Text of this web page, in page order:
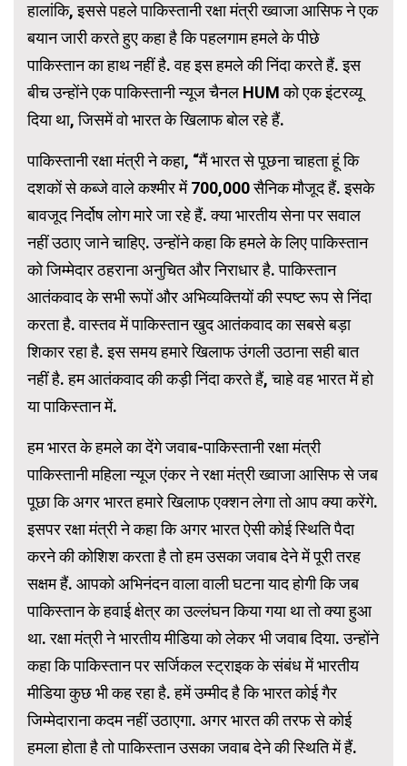
हालांकि, इससे पहले पाकिस्तानी रक्षा मंत्री ख्वाजा आसिफ ने एक
बयान जारी करते हुए कहा है कि पहलगाम हमले के पीछे
पाकिस्तान का हाथ नहीं है. वह इस हमले की निंदा करते हैं. इस
बीच उन्होंने एक पाकिस्तानी न्यूज चैनल HUM को एक इंटरव्यू
दिया था, जिसमें वो भारत के खिलाफ बोल रहे हैं.
पाकिस्तानी रक्षा मंत्री ने कहा, “मैं भारत से पूछना चाहता हूं कि
दशकों से कब्जे वाले कश्मीर में 700,000 सैनिक मौजूद हैं. इसके
बावजूद निर्दोष लोग मारे जा रहे हैं. क्या भारतीय सेना पर सवाल
नहीं उठाए जाने चाहिए. उन्होंने कहा कि हमले के लिए पाकिस्तान
को जिम्मेदार ठहराना अनुचित और निराधार है. पाकिस्तान
आतंकवाद के सभी रूपों और अभिव्यक्तियों की स्पष्ट रूप से निंदा
करता है. वास्तव में पाकिस्तान खुद आतंकवाद का सबसे बड़ा
शिकार रहा है. इस समय हमारे खिलाफ उंगली उठाना सही बात
नहीं है. हम आतंकवाद की कड़ी निंदा करते हैं, चाहे वह भारत में हो
या पाकिस्तान में.
हम भारत के हमले का देंगे जवाब-पाकिस्तानी रक्षा मंत्री
पाकिस्तानी महिला न्यूज एंकर ने रक्षा मंत्री ख्वाजा आसिफ से जब
पूछा कि अगर भारत हमारे खिलाफ एक्शन लेगा तो आप क्या करेंगे.
इसपर रक्षा मंत्री ने कहा कि अगर भारत ऐसी कोई स्थिति पैदा
करने की कोशिश करता है तो हम उसका जवाब देने में पूरी तरह
सक्षम हैं. आपको अभिनंदन वाला वाली घटना याद होगी कि जब
पाकिस्तान के हवाई क्षेत्र का उल्लंघन किया गया था तो क्या हुआ
था. रक्षा मंत्री ने भारतीय मीडिया को लेकर भी जवाब दिया. उन्होंने
कहा कि पाकिस्तान पर सर्जिकल स्ट्राइक के संबंध में भारतीय
मीडिया कुछ भी कह रहा है. हमें उम्मीद है कि भारत कोई गैर
जिम्मेदाराना कदम नहीं उठाएगा. अगर भारत की तरफ से कोई
हमला होता है तो पाकिस्तान उसका जवाब देने की स्थिति में हैं.